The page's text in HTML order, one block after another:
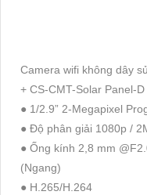
Camera wifi không dây
+ CS-CMT-Solar Panel-D
● 1/2.9” 2-Megapixel
● Độ phân giải 1080p /
● Ống kính 2,8 mm
(Ngang)
● H.265/H.264